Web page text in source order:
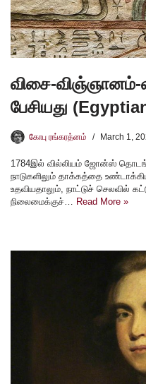
விசை-விஞ்ஞானம்-
பேசியது
கோபு ரங்கரத்னம் March 1,
1784இல் வில்லியம் ஜோன்ஸ்
நாடுகளிலும் தாக்கத்தை
உதவியதாலும், நாட்டுச் செலவில்
நிலைமைக்குச்… Read More »